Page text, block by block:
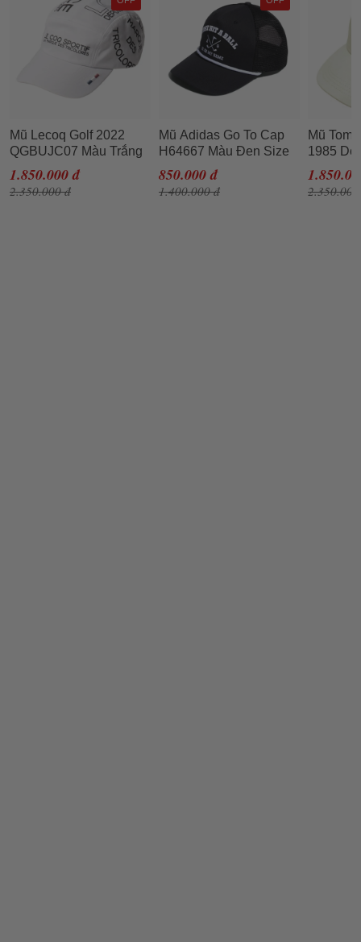
Mũ Lecoq Golf 2022
QGBUJC07 Màu Trắng
1.850.000 đ
2.350.000 đ
Mũ Adidas Go To Cap
H64667 Màu Đen Size
54-56
850.000 đ
1.400.000 đ
Mũ
1985
110